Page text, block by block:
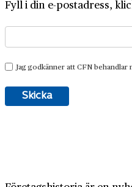
Fyll i din e-postadress,